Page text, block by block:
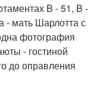
B - 51, B -
- мать Шарлотта с
фотография
- гостиной
до оправления